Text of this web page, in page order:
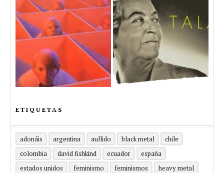
ETIQUETAS
adonáis argentina aullido black metal
chile
colombia
david fishkind ecuador
españa
estados unidos
feminismo feminismos
heavy metal